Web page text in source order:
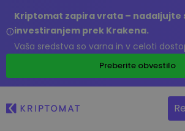
Kriptomat zapira vrata – nadaljujte
investiranjem prek Krakena.
Vaša sredstva so varna in v celoti
Preberite obvestilo